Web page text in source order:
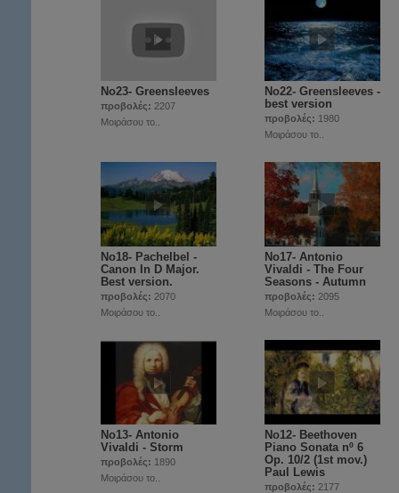
Νο23- Greensleeves
προβολές: 2207
Μοιράσου το..
Νο22- Greensleeves -
best version
προβολές: 1980
Μοιράσου το..
Νο18- Pachelbel -
Canon In D Major.
Best version.
προβολές: 2070
Μοιράσου το..
Νο17- Antonio
Vivaldi - The Four
Seasons - Autumn
προβολές: 2095
Μοιράσου το..
Νο13- Antonio
Vivaldi - Storm
προβολές: 1890
Μοιράσου το..
Νο12- Beethoven
Piano Sonata nº 6
Op. 10/2 (1st mov.)
Paul Lewis
προβολές: 2177